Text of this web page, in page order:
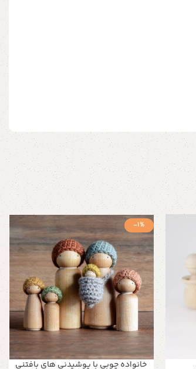
-1%
خانواده چوبی با پوشیدنی های بافتنی